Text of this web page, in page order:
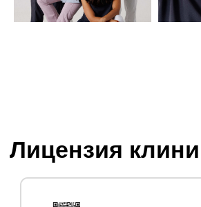
Запишитесь на консультацию
по телефону+7 (499) 110-23-28